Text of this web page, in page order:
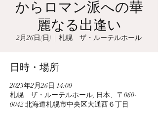
からロマン派への華
麗なる出逢い
2月26日(日)
  |
札幌 ザ・ルーテルホール
日時・場所
2023年2月26日 14:00
札幌 ザ・ルーテルホール, 日本、〒060-
0042 北海道札幌市中央区大通西６丁目